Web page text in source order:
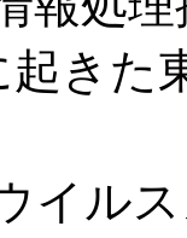
起き
イル